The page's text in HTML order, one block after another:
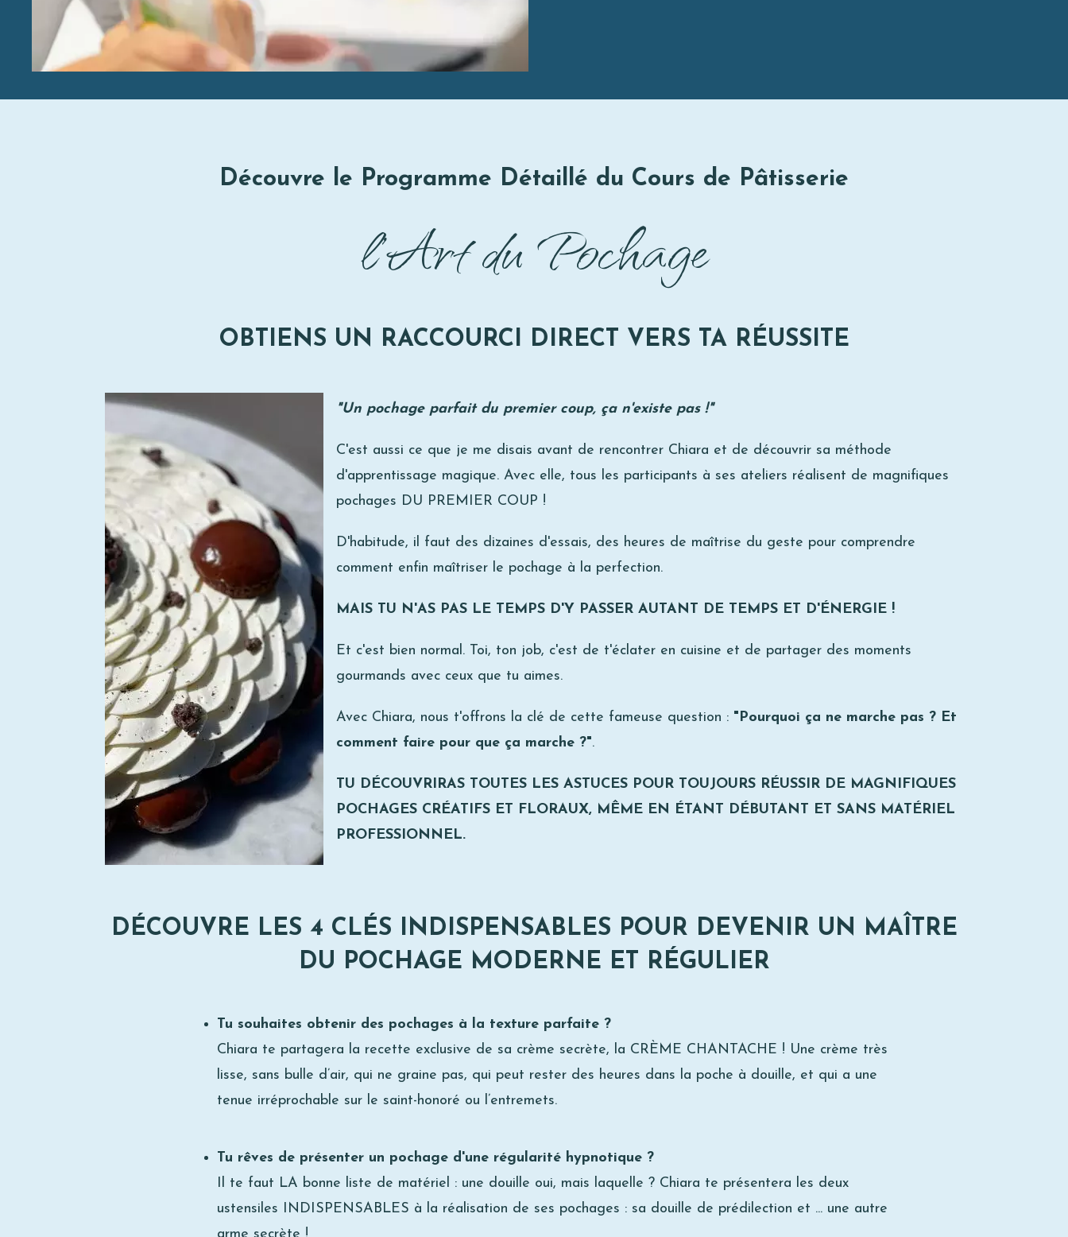
Découvre le Programme Détaillé du Cours de Pâtisserie
l'Art du Pochage
OBTIENS UN RACCOURCI DIRECT VERS TA RÉUSSITE
"Un pochage parfait du premier coup, ça n'existe pas !"
C'est aussi ce que je me disais avant de rencontrer Chiara et de découvrir sa méthode
d'apprentissage magique. Avec elle, tous les participants à ses ateliers réalisent de magnifiques
pochages DU PREMIER COUP !
D'habitude, il faut des dizaines d'essais, des heures de maîtrise du geste pour comprendre
comment enfin maîtriser le pochage à la perfection.
MAIS TU N'AS PAS LE TEMPS D'Y PASSER AUTANT DE TEMPS ET D'ÉNERGIE !
Et c'est bien normal. Toi, ton job, c'est de t'éclater en cuisine et de partager des moments
gourmands avec ceux que tu aimes.
Avec Chiara, nous t'offrons la clé de cette fameuse question : "Pourquoi ça ne marche pas ? Et
comment faire pour que ça marche ?".
TU DÉCOUVRIRAS TOUTES LES ASTUCES POUR TOUJOURS RÉUSSIR DE MAGNIFIQUES
POCHAGES CRÉATIFS ET FLORAUX, MÊME EN ÉTANT DÉBUTANT ETSANS MATÉRIEL
PROFESSIONNEL.
DÉCOUVRE LES 4 CLÉS INDISPENSABLES POUR DEVENIR UN MAÎTRE
DU POCHAGE MODERNE ET RÉGULIER
Tu souhaites obtenir des pochages à la texture parfaite ?
Chiara te partagera la recette exclusive de sa crème secrète, la CRÈME CHANTACHE ! Une crème très
lisse, sans bulle d’air, qui ne graine pas, qui peut rester des heures dans la poche à douille, et qui a une
tenue irréprochable sur le saint-honoré ou l’entremets.
Tu rêves de présenter un pochage d'une régularité hypnotique ?
Il te faut LA bonne liste de matériel : une douille oui, mais laquelle ? Chiara te présentera les deux
ustensiles INDISPENSABLES à la réalisation de ses pochages : sa douille de prédilection et ... une autre